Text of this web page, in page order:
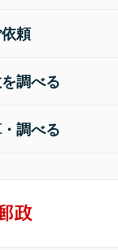
頼
調べる
調べる